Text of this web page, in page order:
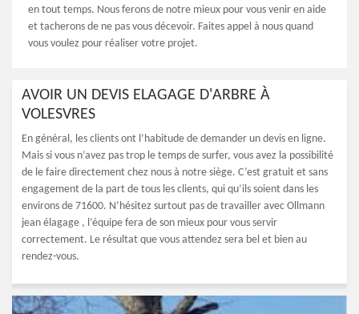
en tout temps. Nous ferons de notre mieux pour vous venir en aide
et tacherons de ne pas vous décevoir. Faites appel à nous quand
vous voulez pour réaliser votre projet.
AVOIR UN DEVIS ELAGAGE D'ARBRE À
VOLESVRES
En général, les clients ont l’habitude de demander un devis en ligne.
Mais si vous n’avez pas trop le temps de surfer, vous avez la possibilité
de le faire directement chez nous à notre siège. C’est gratuit et sans
engagement de la part de tous les clients, qui qu’ils soient dans les
environs de 71600. N’hésitez surtout pas de travailler avec Ollmann
jean élagage , l’équipe fera de son mieux pour vous servir
correctement. Le résultat que vous attendez sera bel et bien au
rendez-vous.